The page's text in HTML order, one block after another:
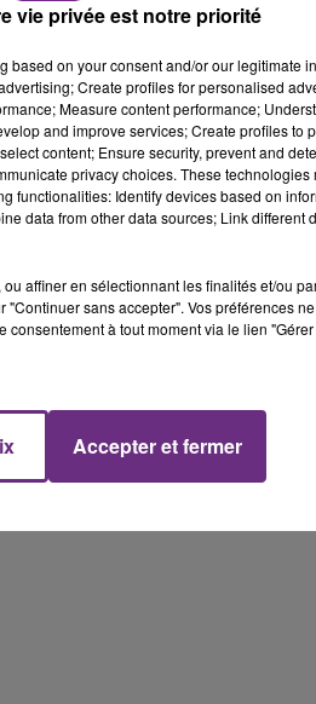
DE REIMS FERME
institutions du centre-ville
JouéClub est contraint de
vie privée est notre priorité
based on your consent and/or our legitimate
Create profiles for personalised
Measure content performance;
and improve services; Create profiles to
content; Ensure security, prevent and
privacy choices. These technologies
functionalities: Identify devices based on
data from other data sources; Link different
affiner en sélectionnant les finalités et/ou
sans accepter". Vos préférences
à tout moment via le lien
Accepter et fermer